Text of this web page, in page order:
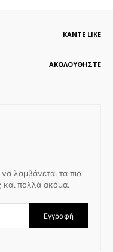
ΚΆΝΤΕ LIKE
ΑΚΟΛΟΥΘΉΣΤΕ
λαμβάνεται τα πιο
και πολλά ακόμα.
Εγγραφή